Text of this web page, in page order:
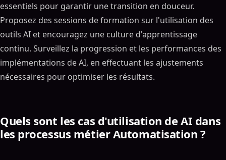
essentiels pour garantir une transition en douceur.
Proposez des sessions de formation sur l'utilisation des
outils AI et encouragez une culture d'apprentissage
continu. Surveillez la progression et les performances des
implémentations de AI, en effectuant les ajustements
nécessaires pour optimiser les résultats.
Quels sont les cas d'utilisation de AI dans
les processus métier Automatisation ?